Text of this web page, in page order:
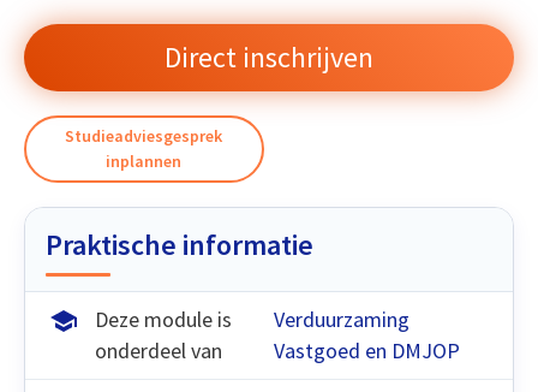
Studieadviesgesprek
inplannen
Direct inschrijven
Praktische informatie
Deze module is
onderdeel van
Verduurzaming
Vastgoed en DMJOP